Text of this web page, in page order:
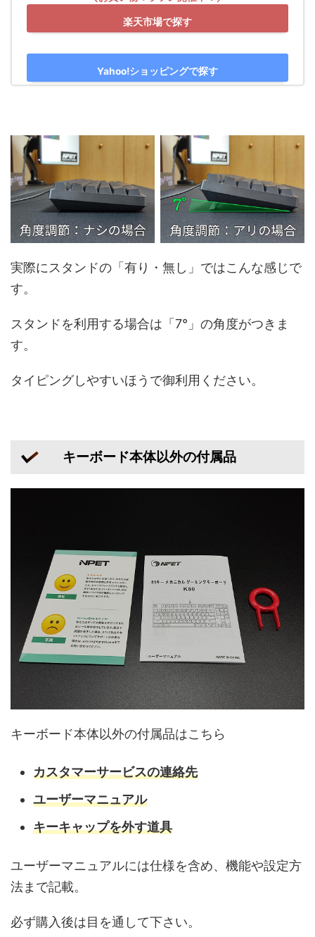
楽天市場で探す
Yahoo!ショッピングで探す
実際にスタンドの「有り・無し」ではこんな感じで
す。
スタンドを利用する場合は「7°」の角度がつきま
す。
タイピングしやすいほうで御利用ください。
キーボード本体以外の付属品
キーボード本体以外の付属品はこちら
カスタマーサービスの連絡先
ユーザーマニュアル
キーキャップを外す道具
ユーザーマニュアルには仕様を含め、機能や設定方
法まで記載。
必ず購入後は目を通して下さい。